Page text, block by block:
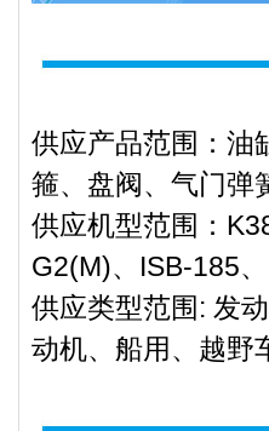
供应产品范围：油
箍、盘阀、气门弹
供应机型范围：
G2(M)、ISB-185
供应类型范围: 发
动机、船用、越野